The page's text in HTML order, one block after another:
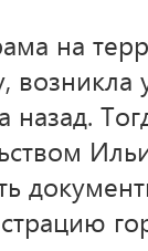
на
назад.